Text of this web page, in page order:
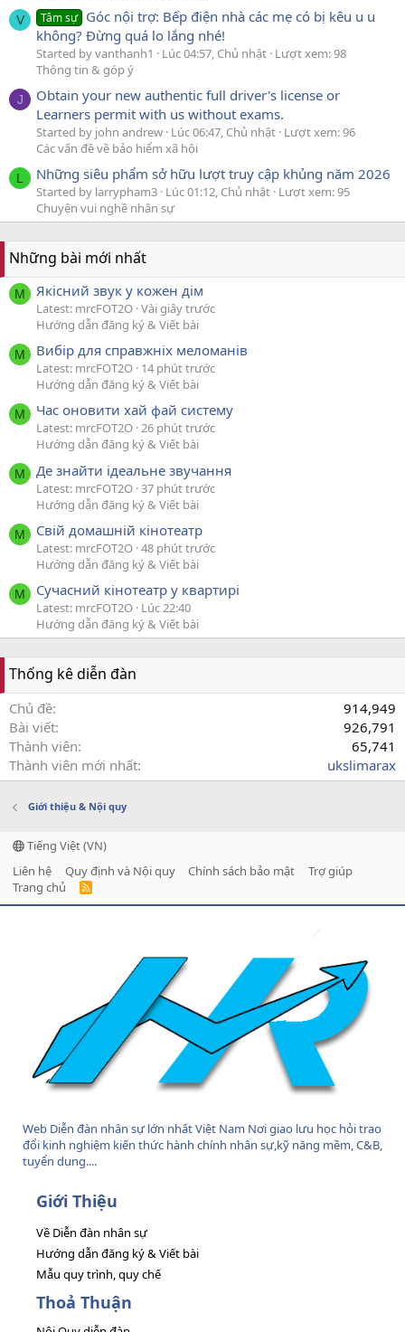
V Tâm sự Góc nội trợ: Bếp điện nhà các mẹ có bị kêu u u
không? Đừng quá lo lắng nhé!
Started by vanthanh1 Lúc 04:57, Chủ nhật Lượt xem: 98
Thông tin & góp ý
J
Obtain your new authentic full driver's license or
Learners permit with us without exams.
Started by john andrew Lúc 06:47, Chủ nhật Lượt xem: 96
Các vấn đề về bảo hiểm xã hội
L Những siêu phẩm sở hữu lượt truy cập khủng năm 2026
Started by larrypham3 Lúc 01:12, Chủ nhật Lượt xem: 95
Chuyện vui nghề nhân sự
Những bài mới nhất
M Якісний звук у кожен дім
Latest: mrcFOT2O Vài giây trước
Hướng dẫn đăng ký & Viết bài
M Вибір для справжніх меломанів
Latest: mrcFOT2O 14 phút trước
Hướng dẫn đăng ký & Viết bài
M Час оновити хай фай систему
Latest: mrcFOT2O 26 phút trước
Hướng dẫn đăng ký & Viết bài
M Де знайти ідеальне звучання
Latest: mrcFOT2O 37 phút trước
Hướng dẫn đăng ký & Viết bài
M Свій домашній кінотеатр
Latest: mrcFOT2O 48 phút trước
Hướng dẫn đăng ký & Viết bài
M Сучасний кінотеатр у квартирі
Latest: mrcFOT2O Lúc 22:40
Hướng dẫn đăng ký & Viết bài
Thống kê diễn đàn
Chủ đề
914,949
Bài viết
926,791
Thành viên
65,741
Thành viên mới nhất
ukslimarax
Giới thiệu & Nội quy
Tiếng Việt (VN)
Liên hệ
Quy định và Nội quy Chính sách bảo mật
Trợ giúp
Trang chủ
R
Web Diễn đàn nhân sự lớn nhất Việt Nam Nơi giao lưu học hỏi trao
đổi kinh nghiệm kiến thức hành chính nhân sự,kỹ năng mềm, C&B,
tuyển dụng....
Giới Thiệu
Về Diễn đàn nhân sự
Hướng dẫn đăng ký & Viết bài
Mẫu quy trình, quy chế
Thoả Thuận